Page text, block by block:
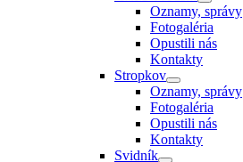
Oznamy, správy
Fotogaléria
Opustili nás
Kontakty
Stropkov
Oznamy, správy
Fotogaléria
Opustili nás
Kontakty
Svidník